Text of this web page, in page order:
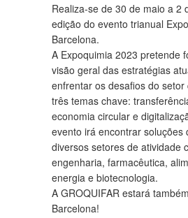
Realiza-se de 30 de maio a 2
edição do evento trianual
Barcelona.
A Expoquimia 2023 pretende
visão geral das estratégias
enfrentar os desafios do setor
três temas chave:
economia circular e
evento irá encontrar soluções
diversos setores de atividade
engenharia, farmacêutica,
energia e biotecnologia.
A GROQUIFAR estará
Barcelona!